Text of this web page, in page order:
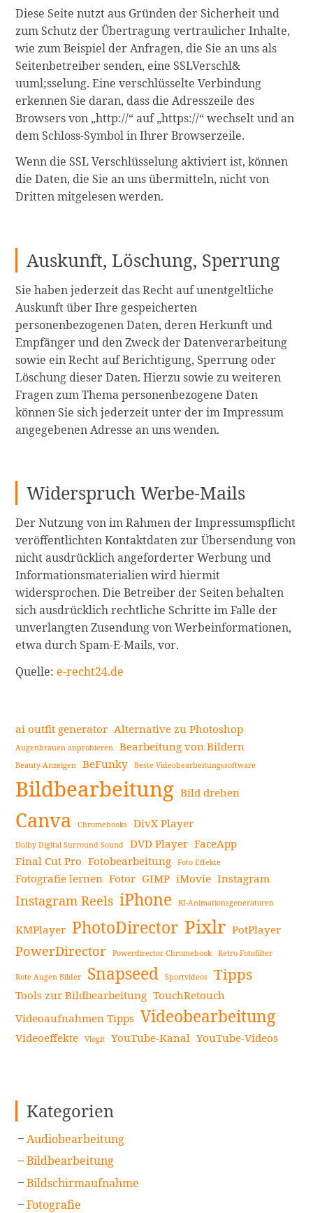
Diese Seite nutzt aus Gründen der Sicherheit und
zum Schutz der Übertragung vertraulicher Inhalte,
wie zum Beispiel der Anfragen, die Sie an uns als
Seitenbetreiber senden, eine SSLVerschl&
uuml;sselung. Eine verschlüsselte Verbindung
erkennen Sie daran, dass die Adresszeile des
Browsers von „http://“ auf „https://“ wechselt und an
dem Schloss-Symbol in Ihrer Browserzeile.
Wenn die SSL Verschlüsselung aktiviert ist, können
die Daten, die Sie an uns übermitteln, nicht von
Dritten mitgelesen werden.
Auskunft, Löschung, Sperrung
Sie haben jederzeit das Recht auf unentgeltliche
Auskunft über Ihre gespeicherten
personenbezogenen Daten, deren Herkunft und
Empfänger und den Zweck der Datenverarbeitung
sowie ein Recht auf Berichtigung, Sperrung oder
Löschung dieser Daten. Hierzu sowie zu weiteren
Fragen zum Thema personenbezogene Daten
können Sie sich jederzeit unter der im Impressum
angegebenen Adresse an uns wenden.
Widerspruch Werbe-Mails
Der Nutzung von im Rahmen der Impressumspflicht
veröffentlichten Kontaktdaten zur Übersendung von
nicht ausdrücklich angeforderter Werbung und
Informationsmaterialien wird hiermit
widersprochen. Die Betreiber der Seiten behalten
sich ausdrücklich rechtliche Schritte im Falle der
unverlangten Zusendung von Werbeinformationen,
etwa durch Spam-E-Mails, vor.
Quelle:e-recht24.de
Seitenleiste
ai outfit generator Alternative zu Photoshop
Augenbrauen anprobieren Bearbeitung von Bildern
Beauty-Anzeigen BeFunky Beste Videobearbeitungssoftware
Bildbearbeitung Bild drehen
Canva Chromebooks DivX Player
Dolby Digital Surround Sound DVD Player FaceApp
Final Cut Pro Fotobearbeitung Foto Effekte
Fotografie lernen Fotor GIMP iMovie Instagram
Instagram Reels iPhone KI-Animationsgeneratoren
KMPlayer PhotoDirector Pixlr PotPlayer
PowerDirector Powerdirector Chromebook Retro-Fotofilter
Rote Augen Bilder Snapseed Sportvideos Tipps
Tools zur Bildbearbeitung TouchRetouch
Videoaufnahmen Tipps Videobearbeitung
Videoeffekte Vlogit YouTube-Kanal YouTube-Videos
Kategorien
Audiobearbeitung
Bildbearbeitung
Bildschirmaufnahme
Fotografie